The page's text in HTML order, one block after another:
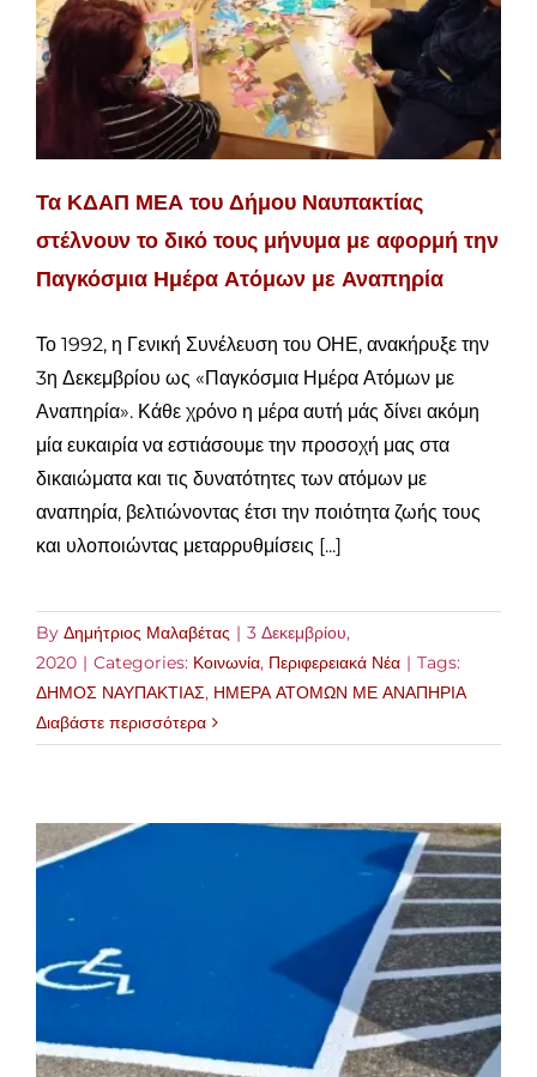
Τα ΚΔΑΠ ΜΕΑ του Δήμου Ναυπακτίας
στέλνουν το δικό τους μήνυμα με αφορμή την
Παγκόσμια Ημέρα Ατόμων με Αναπηρία
Το 1992, η Γενική Συνέλευση του ΟΗΕ, ανακήρυξε την
3η Δεκεμβρίου ως «Παγκόσμια Ημέρα Ατόμων με
Αναπηρία». Κάθε χρόνο η μέρα αυτή μάς δίνει ακόμη
μία ευκαιρία να εστιάσουμε την προσοχή μας στα
δικαιώματα και τις δυνατότητες των ατόμων με
αναπηρία, βελτιώνοντας έτσι την ποιότητα ζωής τους
και υλοποιώντας μεταρρυθμίσεις [...]
By Δημήτριος Μαλαβέτας | 3 Δεκεμβρίου,
2020 | Categories: Κοινωνία, Περιφερειακά Νέα | Tags:
ΔΗΜΟΣ ΝΑΥΠΑΚΤΙΑΣ, ΗΜΕΡΑ ΑΤΟΜΩΝ ΜΕ ΑΝΑΠΗΡΙΑ
Διαβάστε περισσότερα